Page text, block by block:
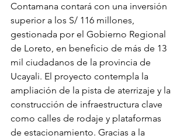
Contamana contará con una inversión
superior a los S/ 116 millones,
gestionada por el Gobierno Regional
de Loreto, en beneficio de más de 13
mil ciudadanos de la provincia de
Ucayali. El proyecto contempla la
ampliación de la pista de aterrizaje y la
construcción de infraestructura clave
como calles de rodaje y plataformas
de estacionamiento. Gracias a la